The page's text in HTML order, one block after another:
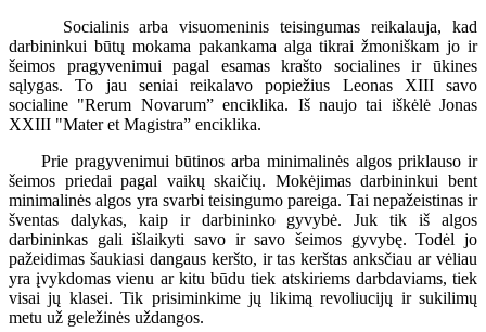
Socialinis arba visuomeninis teisingumas reikalauja, kad
darbininkui būtų mokama pakankama alga tikrai žmoniškam jo ir
šeimos pragyvenimui pagal esamas krašto socialines ir ūkines
sąlygas. To jau seniai reikalavo popiežius Leonas XIII savo
socialine "Rerum Novarum” enciklika. Iš naujo tai iškėlė Jonas
XXIII "Mater et Magistra” enciklika.
Prie pragyvenimui būtinos arba minimalinės algos priklauso ir
šeimos priedai pagal vaikų skaičių. Mokėjimas darbininkui bent
minimalinės algos yra svarbi teisingumo pareiga. Tai nepažeistinas ir
šventas dalykas, kaip ir darbininko gyvybė. Juk tik iš algos
darbininkas gali išlaikyti savo ir savo šeimos gyvybę. Todėl jo
pažeidimas šaukiasi dangaus keršto, ir tas kerštas anksčiau ar vėliau
yra įvykdomas vienu ar kitu būdu tiek atskiriems darbdaviams, tiek
visai jų klasei. Tik prisiminkime jų likimą revoliucijų ir sukilimų
metu už geležinės uždangos.